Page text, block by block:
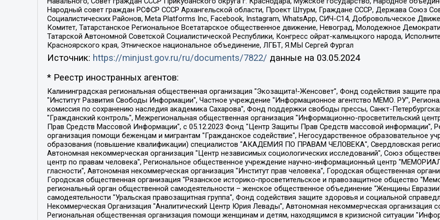
Народный совет граждан РСФСР СССР Архангельской области, Проект Штурм, Граждане СССР, Держава Союз
Социалистических Районов, Meta Platforms Inc, Facebook, Instagram, WhatsApp, СИЧ-С14, Добровольческое
Комитет, Татарстанское Региональное Всетатарское общественное движение, Невоград, Молодежное
Татарской Автономной Советской Социалистической Республики, Конгресс ойрат-калмыцкого народа,
Красноярского края, Этническое национальное объединение, ЛГБТ, Я.МЫ Сергей Фургал
Источник: https://minjust.gov.ru/ru/documents/7822/ данные на 03.05.2024
* Реестр иностранных агентов:
Калининградская региональная общественная организация "Экозащита!-Женсовет", Фонд содействия защите прав и свобод граждан "Общественный вердикт", Фонд "Институт Развития Свободы Информации", Частное учреждение "Информационное агентство МЕМО. РУ", Региональная общественная организация "Общественная комиссия по сохранению наследия академика Сахарова", Фонд поддержки свободы прессы, Санкт-Петербургская общественная правозащитная организация "Гражданский контроль", Межрегиональная общественная организация "Информационно-просветительский центр "Мемориал", Региональный Фонд "Центр Защиты Прав Средств Массовой Информации", с 05.12.2023 Фонд "Центр Защиты Прав Средств массовой информации", Региональная общественная благотворительная организация помощи беженцам и мигрантам "Гражданское содействие", Негосударственное образовательное учреждение дополнительного профессионального образования (повышение квалификации) специалистов "АКАДЕМИЯ ПО ПРАВАМ ЧЕЛОВЕКА", Свердловская региональная общественная организация "Сутяжник", Автономная некоммерческая организация "Центр независимых социологических исследований", Союз общественных объединений "Российский исследовательский центр по правам человека", Региональное общественное учреждение научно-информационный центр "МЕМОРИАЛ", Некоммерческая организация "Фонд защиты гласности", Автономная некоммерческая организация "Институт прав человека", Городская общественная организация "Екатеринбургское общество "МЕМОРИАЛ", Городская общественная организация "Рязанское историко-просветительское и правозащитное общество "Мемориал" (Рязанский Мемориал), Челябинский региональный орган общественной самодеятельности – женское общественное объединение "Женщины Евразии", Челябинский региональный орган общественной самодеятельности "Уральская правозащитная группа", Фонд содействия защите здоровья и социальной справедливости имени Андрея Рылькова, Автономная Некоммерческая Организация "Аналитический Центр Юрия Левады", Автономная некоммерческая организация социальной поддержки населения "Проект Апрель", Региональная общественная организация помощи женщинам и детям, находящимся в кризисной ситуации "Информационно-методический центр "Анна", Фонд содействия развитию массовых коммуникаций и правовому просвещению "Так-так-Так", Фонд содействия устойчивому развитию "Серебряная тайга", Свердловский региональный общественный фонд социальных проектов "Новое время", "Idel.Реалии", Кавказ.Реалии, Крым.Реалии, Телеканал Настоящее Время, Татаро-башкирская служба Радио Свобода (Azatliq Radiosi), Радио Свободная Европа/Радио Свобода (PCE/PC), "Сибирь.Реалии", "Фактограф", Благотворительный фонд помощи осужденным и их семьям, Автономная некоммерческая организация "Институт глобализации и социальных движений", Фонд "В защиту прав заключенных", Частное учреждение "Центр поддержки и содействия развитию средств массовой информации", Пензенский региональный общественный благотворительный фонд "Гражданский союз", "Север.Реалии", Некоммерческая организация Фонд "Правовая инициатива", Общество с ограниченной ответственностью "Радио Свободная Европа/Радио Свобода", Чешское информационное агентство "MEDIUM-ORIENT", Красноярская региональная общественная организация "Мы против СПИДа", Камалягин Денис Николаевич, Маркелов Сергей Евгеньевич, Пономарев Лев Александрович, Савицкая Людмила Алексеевна, Автономная некоммерческая организация "Центр по работе с проблемой насилия "НАСИЛИЮ.НЕТ", Межрегиональный профессиональный союз работников здравоохранения "Альянс врачей", Юридическое лицо, зарегистрированное в Латвийской Республике, SIA "Medusa Project" (регистрационный номер 40103797863, дата регистрации 10.06.2014), Некоммерческая организация "Фонд по борьбе с коррупцией", Автономная некоммерческая организация "Институт права и публичной политики", Баданин Роман Сергеевич, Гликин Максим Александрович, Железнова Мария Михайловна, Лукьянова Юлия Сергеевна, Маетная Елизавета Витальевна, Маняхин Петр Борисович, Чуракова Ольга Владимировна, Ярош Юлия Петровна, Юридическое лицо "The Insider SIA", зарегистрированное в Риге, Латвийская Республика (дата регистрации 26.06.2015), являющееся администратором доменного имени интернет-издания "The Insider SIA", https://theins.ru, Постернак Алексей Евгеньевич, Рубин Михаил Аркадьевич, Анин Роман Александрович, Юридическое лицо Istories fonds, зарегистрированное в Латвийской Республике (регистрационный номер 50008295751, дата регистрации 24.02.2020), Великовский Дмитрий Александрович, Долинина Ирина Николаевна, Мароховская Алеся Алексеевна, Шлейнов Роман Юрьевич, Шмагун Олеся Валентиновна, Общество с ограниченной ответственностью "Альтаир 2021", Общество с ограниченной ответственностью "Вега 2021", Общество с ограниченной ответственностью "Главный редактор 2021", Общество с ограниченной ответственностью "Ромашки монолит", Важенков Артем Валерьевич, Ивановская областная общественная организация "Центр гендерных исследований", Гурман Юрий Альбертович, Медиапроект "ОВД-Инфо", Егоров Владимир Владимирович, Жилинский Владимир Александрович, Общество с ограниченной ответственностью "ЗП", Иванова София Юрьевна, Карезина Инна Павловна, Кильтау Екатерина Викторовна, Петров Алексей Викторович, Пискунов Сергей Евгеньевич, Смирнов Сергей Сергеевич, Тихонов Михаил Сергеевич, Общество с ограниченной ответственностью "ЖУРНАЛИСТ-ИНОСТРАННЫЙ АГЕНТ", Арапова Галина Юрьевна, Вольтская Татьяна Анатольевна, Американская компания "Mason G.E.S. Anonymous Foundation" (США), являющаяся владельцем интернет-издания https://mnews.world/, Компания "Stichting Bellingcat", зарегистрированная в Нидерландах (дата регистрации 11.07.2018), Захаров Андрей Вячеславович, Клепиковская Екатерина Дмитриевна, Общество с ограниченной ответственностью "МЕМО", Перл Роман Александрович, Симонов Евгений Алексеевич, Соловьева Елена Анатольевна, Сотников Даниил Владимирович, Сурначева Елизавета Дмитриевна, Автономная некоммерческая организация по защите прав человека и информированию населения "Якутия – Наше Мнение", Общество с ограниченной ответственностью "Москоу диджитал медиа", с 26.01.2023 Общество с ограниченной ответственностью "Чайка Белые сады", Ветошкина Валерия Валерьевна, Заговора Максим Александрович, Межрегиональное общественное движение "Российская ЛГБТ - сеть", Оленичев Максим Владимирович, Павлов Иван Юрьевич, Скворцова Елена Сергеевна, Общество с ограниченной ответственностью "Как бы инагент", Кочетков Игорь Викторович, Общество с ограниченной ответственностью "Честные выборы", Еланчик Олег Александрович, Общество с ограниченной ответственностью "Нобелевский призыв", Гималова Регина Эмилевна, Григорьев Андрей Валерьевич, Григорьева Алина Александровна, Ассоциация по содействию защите прав призывников, альтернативнослужащих и военнослужащих "Правозащитная группа